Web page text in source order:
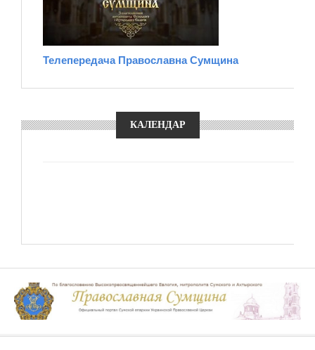
Телепередача Православна Сумщина
КАЛЕНДАР